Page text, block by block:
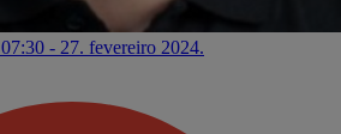
07:30 - 27. fevereiro 2024.